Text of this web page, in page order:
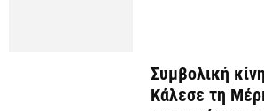
Συμβολική
Κάλεσε τη